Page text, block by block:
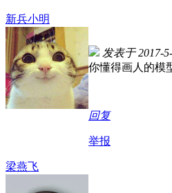
新兵小明
发表于 2017-
你懂得画人的模
回复
举报
梁燕飞